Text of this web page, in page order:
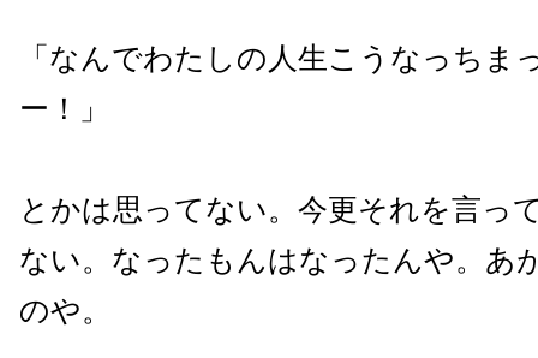
「なんでわたしの人生こうなっちま
ー！」
とかは思ってない。今更それを言っ
ない。なったもんはなったんや。あ
のや。